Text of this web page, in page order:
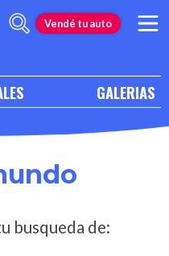
Vendé tu auto
GALERIAS
busqueda de: